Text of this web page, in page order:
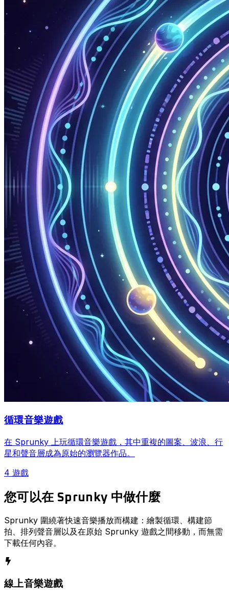
循環音樂遊戲
在 Sprunky 上玩循環音樂遊戲，其中重複的圖案、波浪、行
星和聲音層成為原始的瀏覽器作品。
4 遊戲
您可以在 Sprunky 中做什麼
Sprunky 圍繞著快速音樂播放而構建：繪製循環、構建節
拍、排列聲音層以及在原始 Sprunky 遊戲之間移動，而無需
下載任何內容。
線上音樂遊戲